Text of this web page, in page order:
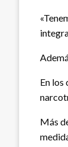
En los
Más